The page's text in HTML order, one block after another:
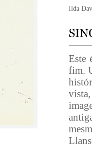
Ilda
Este
fim.